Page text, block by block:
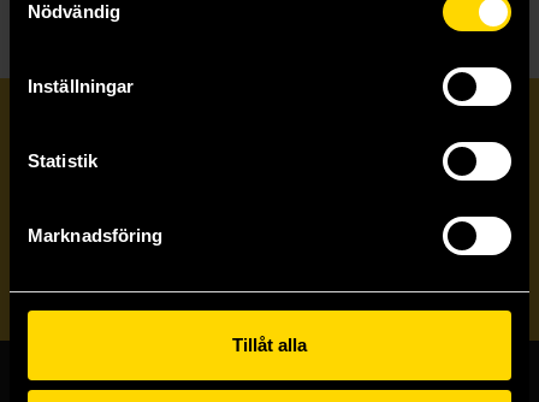
Nödvändig
Inställningar
Statistik
Marknadsföring
Tillåt alla
Prenumerera på vårt nyhetsbrev